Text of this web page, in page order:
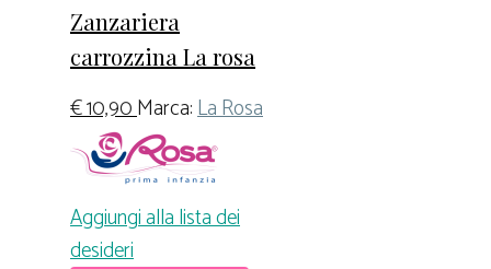
Zanzariera
carrozzina La rosa
€10,90Marca:La Rosa
Aggiungi alla lista dei
desideri